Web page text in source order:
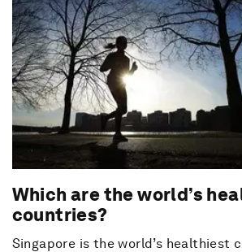
Which are the world’s
countries?
Singapore is the world’s healthiest